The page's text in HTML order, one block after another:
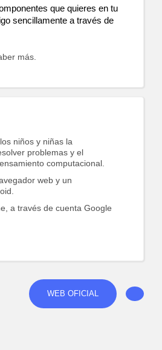
que quieres en tu
sencillamente a través de
más.
niños y niñas la
problemas y el
computacional.
web y un
a través de cuenta Google
WEB OFICIAL